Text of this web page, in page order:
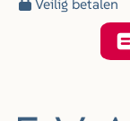
Veilig betalen